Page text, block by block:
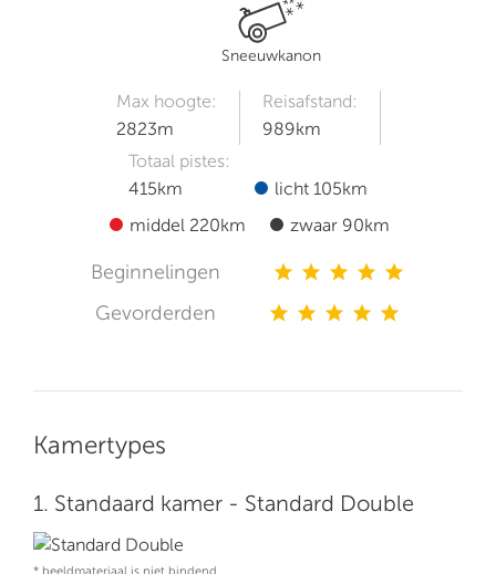
Sneeuwkanon
Max hoogte:
2823m
Reisafstand:
989km
Totaal pistes:
415km
licht 105km
middel 220km
zwaar 90km
Beginnelingen star star star star star
Gevorderden
star star star star star
Kamertypes
1. Standaard kamer - Standard Double